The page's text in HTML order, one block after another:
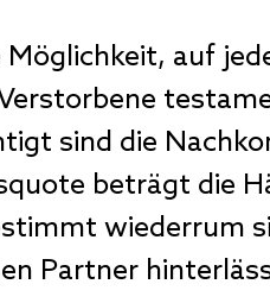
auf
sind die
beträgt die
wiederrum
Partner